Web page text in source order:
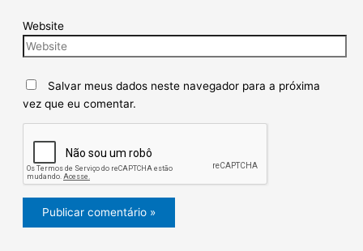
Website
Salvar meus dados neste navegador para a próxima
vez que eu comentar.